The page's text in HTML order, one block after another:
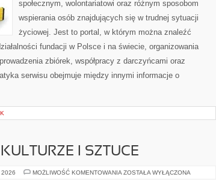
społecznym, wolontariatowi oraz różnym sposobom
wspierania osób znajdujących się w trudnej sytuacji
życiowej. Jest to portal, w którym można znaleźć
fundacji w Polsce i na świecie, organizowania
zbiórek, współpracy z darczyńcami oraz
serwisu obejmuje między innymi informacje o
I SZTUCE
2026 MOŻLIWOŚĆ KOMENTOWANIA SAMOCHODY
ZOSTAŁA WYŁĄCZONA